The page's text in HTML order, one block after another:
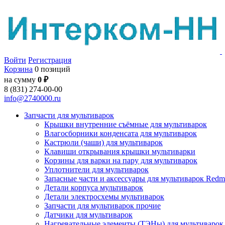
Войти Регистрация
Корзина 0 позиций
на сумму 0 ₽
8 (831) 274-00-00
info@2740000.ru
Запчасти для мультиварок
Крышки внутренние съёмные для мультиварок
Влагосборники конденсата для мультиварок
Кастрюли (чаши) для мультиварок
Клавиши открывания крышки мультиварки
Корзины для варки на пару для мультиварок
Уплотнители для мультиварок
Запасные части и аксессуары для мультиварок
Детали корпуса мультиварок
Детали электросхемы мультиварок
Запчасти для мультиварок прочие
Датчики для мультиварок